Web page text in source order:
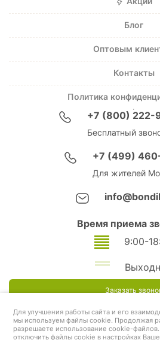
Блог
Оптовым
Контакты
Политика
+7 (800) 222-
Бесплатный
+7 (499)
Для жителей
Время приема
9:00-
Заказать
Для улучшения работы сайта и его
мы используем файлы cookie. Продолжая
разрешаете использование cookie-
отключить файлы cookie в настройках